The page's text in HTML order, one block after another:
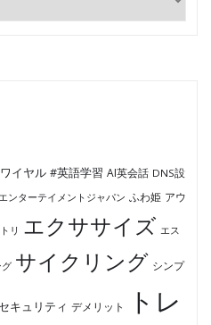
イヤル #英語学習 AI英会話 DNS設
ンターテイメントジャパン ふわ姫 アウ
リ エクササイズ エス
サイクリング シンプ
セキュリティ デメリット
トレ